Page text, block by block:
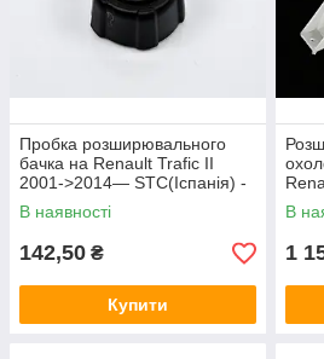
Пробка розширювального
бачка на Renault Trafic II
2001->2014— STC(Іспанія) -
T403563
В наявності
142,50 ₴
Купити
2.0
В
1